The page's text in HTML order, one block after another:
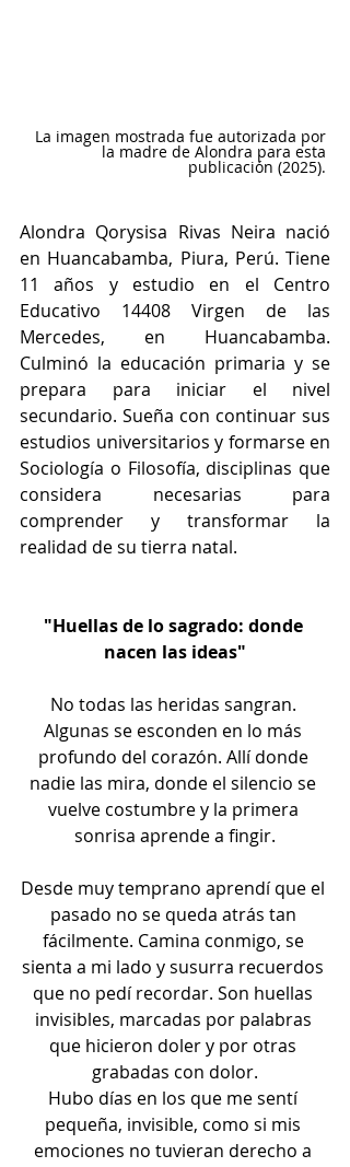
La imagen mostrada fue autorizada por
la madre de Alondra para esta
publicación (2025).
Alondra Qorysisa Rivas Neira nació
en Huancabamba, Piura, Perú. Tiene
11 años y estudio en el Centro
Educativo 14408 Virgen de las
Mercedes, en Huancabamba.
Culminó la educación primaria y se
prepara para iniciar el nivel
secundario. Sueña con continuar sus
estudios universitarios y formarse en
Sociología o Filosofía, disciplinas que
considera necesarias para
comprender y transformar la
realidad de su tierra natal.
"Huellas de lo sagrado: donde
nacen las ideas"
No todas las heridas sangran.
Algunas se esconden en lo más
profundo del corazón. Allí donde
nadie las mira, donde el silencio se
vuelve costumbre y la primera
sonrisa aprende a fingir.
Desde muy temprano aprendí que el
pasado no se queda atrás tan
fácilmente. Camina conmigo, se
sienta a mi lado y susurra recuerdos
que no pedí recordar. Son huellas
invisibles, marcadas por palabras
que hicieron doler y por otras
grabadas con dolor.
Hubo días en los que me sentí
pequeña, invisible, como si mis
emociones no tuvieran derecho a